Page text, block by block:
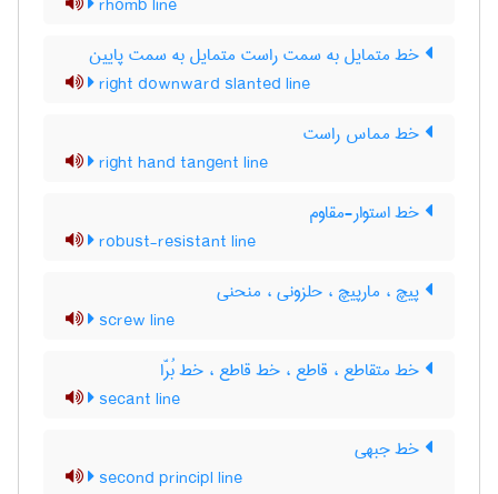
خط متمایل به سمت راست متمایل به سمت پایین
right downward slanted line
خط مماس راست
right hand tangent line
خط استوار-مقاوم
robust-resistant line
پیچ ، مارپیچ ، حلزونی ، منحنی
screw line
خط متقاطع ، قاطع ، خط قاطع ، خط بُرّا
secant line
خط جبهی
second principl line